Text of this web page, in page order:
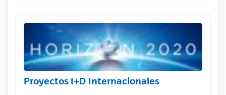
Proyectos I+D Internacionales